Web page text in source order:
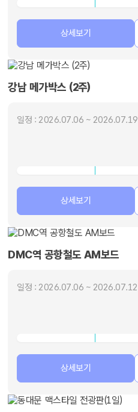
상세보기
강남 메가박스 (2주)
일정 : 2026.07.06 ~ 2026.07.19
상세보기
DMC역 공항철도 AM보드
일정 : 2026.07.06 ~ 2026.07.12
상세보기